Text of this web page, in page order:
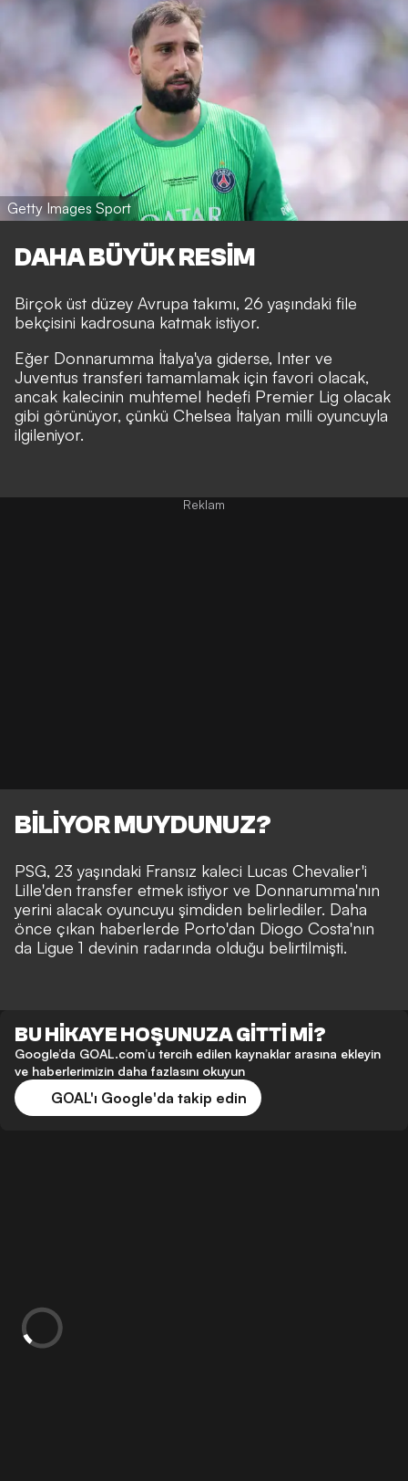
Getty Images Sport
DAHA BÜYÜK RESİM
Birçok üst düzey Avrupa takımı, 26 yaşındaki file
bekçisini kadrosuna katmak istiyor.
Eğer Donnarumma İtalya'ya giderse, Inter ve
Juventus transferi tamamlamak için favori olacak,
ancak kalecinin muhtemel hedefi Premier Lig olacak
gibi görünüyor, çünkü Chelsea İtalyan milli oyuncuyla
ilgileniyor.
BİLİYOR MUYDUNUZ?
PSG, 23 yaşındaki Fransız kaleci Lucas Chevalier'i
Lille'den transfer etmek istiyor ve Donnarumma'nın
yerini alacak oyuncuyu şimdiden belirlediler. Daha
önce çıkan haberlerde Porto'dan Diogo Costa'nın
da Ligue 1 devinin radarında olduğu belirtilmişti.
BU HİKAYE HOŞUNUZA GİTTİ Mİ?
Google’da GOAL.com’u tercih edilen kaynaklar arasına ekleyin
ve haberlerimizin daha fazlasını okuyun
GOAL'ı Google'da takip edin